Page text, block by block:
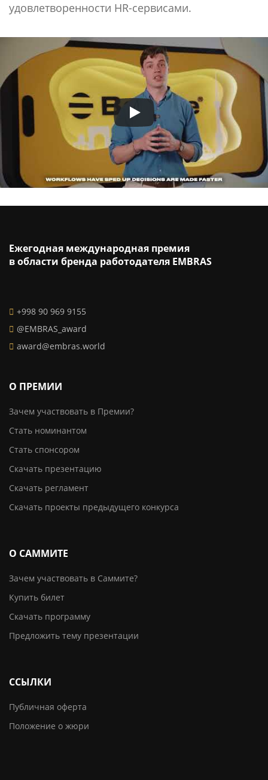
удовлетворенности HR-сервисами.
Ежегодная международная премия
в области бренда работодателя EMBRAS
+998 90 969 9155
@EMBRAS_award
award@embras.world
О ПРЕМИИ
Зачем участвовать в Премии?
Стать номинантом
Стать спонсором
Скачать презентацию
Скачать регламент
Скачать проекты предыдущего конкурса
О САММИТЕ
Зачем участвовать в Саммите?
Купить билет
Скачать программу
Предложить тему презентации
ССЫЛКИ
Публичная оферта
Положение о жюри